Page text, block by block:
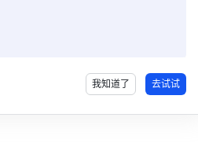
我知道了 去试试